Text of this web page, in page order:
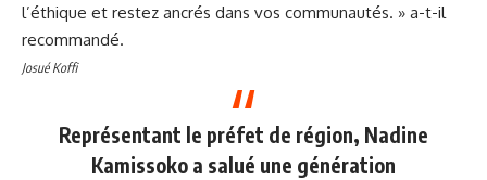
l’éthique et restez ancrés dans vos communautés. » a-t-il
recommandé.
Josué Koffi
Représentant le préfet de région, Nadine
Kamissoko a salué une génération